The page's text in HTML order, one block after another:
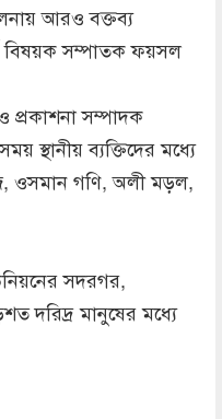
আরও বক্তব্য
বিষয়ক সম্পাতক ফয়সল
প্রকাশনা সম্পাদক
স্থানীয় ব্যক্তিদের মধ্যে
ওসমান গণি, অলী মড়ল,
সদরগর,
দরিদ্র মানুষের মধ্যে